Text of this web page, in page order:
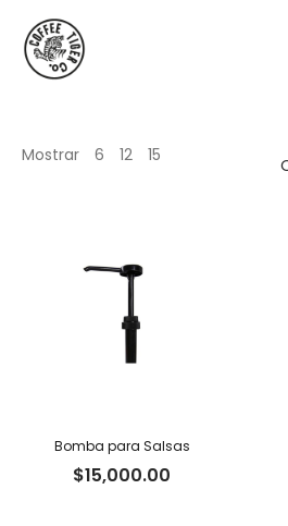
Mostrar 6 12 15
Bomba para Salsas
$15,000.00